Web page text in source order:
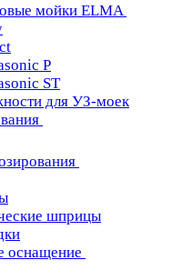
мойки ELMA
P
ST
для УЗ-моек
шприцы
оснащение